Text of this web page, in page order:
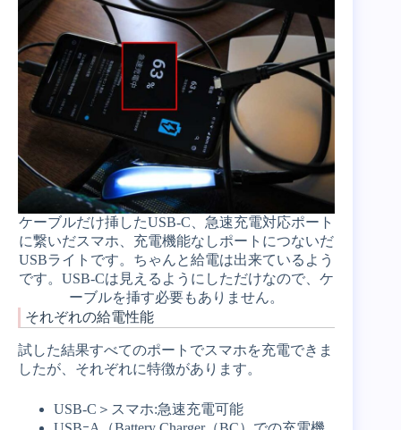
ケーブルだけ挿したUSB-C、急速充電対応ポート
に繋いだスマホ、充電機能なしポートにつないだ
USBライトです。ちゃんと給電は出来ているよう
です。USB-Cは見えるようにしただけなので、ケ
ーブルを挿す必要もありません。
それぞれの給電性能
試した結果すべてのポートでスマホを充電できま
したが、それぞれに特徴があります。
USB-C＞スマホ:急速充電可能